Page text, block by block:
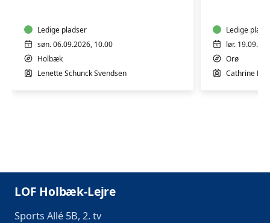
Ledige pladser
søn. 06.09.2026, 10.00
Holbæk
Lenette Schunck Svendsen
Ledige
lør.
Orø
Cathrine
LOF Holbæk-Lejre
Sports Allé 5B, 2. tv